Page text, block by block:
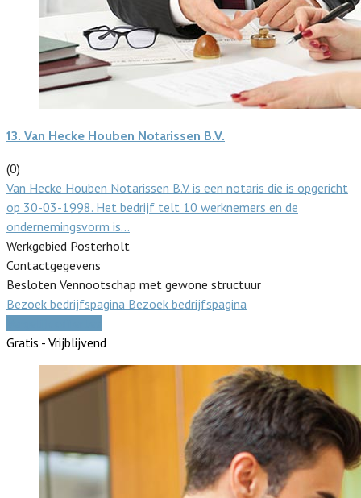
13. Van Hecke Houben Notarissen B.V.
(0)
Van Hecke Houben Notarissen B.V. is een notaris die is opgericht
op 30-03-1998. Het bedrijf telt 10 werknemers en de
ondernemingsvorm is…
Werkgebied Posterholt
Contactgegevens
Besloten Vennootschap met gewone structuur
Bezoek bedrijfspagina Bezoek bedrijfspagina
Gratis - Vrijblijvend